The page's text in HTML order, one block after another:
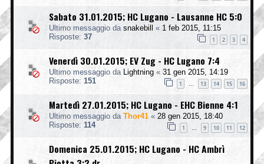
Sabato 31.01.2015; HC Lugano - Lausanne HC 5:0
Ultimo messaggio da snakebill « 1 feb 2015, 11:15
Risposte: 37 1 2 3 4
Venerdì 30.01.2015; EV Zug - HC Lugano 7:4
Ultimo messaggio da Lightning « 31 gen 2015, 14:19
Risposte: 151 1 … 13 14 15 16
Martedì 27.01.2015; HC Lugano - EHC Bienne 4:1
Ultimo messaggio da Thor41 « 28 gen 2015, 18:40
Risposte: 114 1 … 9 10 11 12
Domenica 25.01.2015; HC Lugano - HC Ambrì